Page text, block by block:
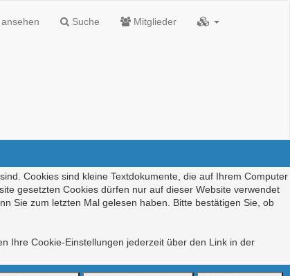
Suche Mitglieder
Cookies sind kleine Textdokumente, die auf Ihrem Computer
gesetzten Cookies dürfen nur auf dieser Website verwendet
Sie zum letzten Mal gelesen haben. Bitte bestätigen Sie, ob
Ihre Cookie-Einstellungen jederzeit über den Link in der